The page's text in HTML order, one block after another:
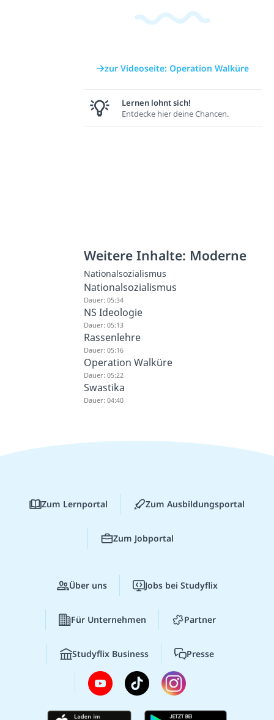
zur Videoseite: Operation Walküre
Lernen lohnt sich!
Entdecke hier deine Chancen.
Weitere Inhalte: Moderne
Nationalsozialismus
Nationalsozialismus
Dauer: 05:34
NS Ideologie
Dauer: 05:13
Rassenlehre
Dauer: 05:16
Operation Walküre
Dauer: 05:22
Swastika
Dauer: 04:40
Zum Lernportal Zum Ausbildungsportal
Zum Jobportal
Über uns Jobs bei Studyflix
Für Unternehmen Partner
Studyflix Business Presse